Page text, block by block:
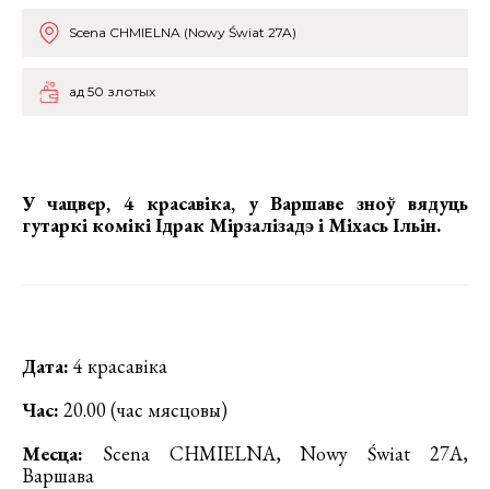
Scena CHMIELNA (Nowy Świat 27A)
ад 50 злотых
У чацвер, 4 красавіка, у Варшаве зноў вядуць
гутаркі комікі Ідрак Мірзалізадэ і Міхась Ільін.
Дата: 4 красавіка
Час: 20.00 (час мясцовы)
Месца: Scena CHMIELNA, Nowy Świat 27A,
Варшава